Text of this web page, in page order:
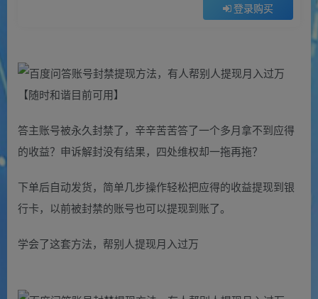
登录购买
答主账号被永久封禁了，辛辛苦苦答了一个多月拿不到应得
的收益？申诉解封没有结果，四处维权却一拖再拖？
下单后自动发货，简单几步操作轻松把应得的收益提现到银
行卡，以前被封禁的账号也可以提现到账了。
学会了这套方法，帮别人提现月入过万